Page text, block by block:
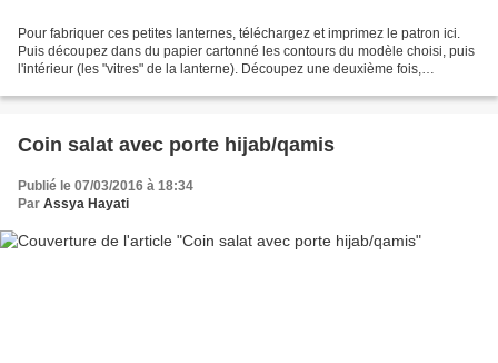
Pour fabriquer ces petites lanternes, téléchargez et imprimez le patron ici.
Puis découpez dans du papier cartonné les contours du modèle choisi, puis
l'intérieur (les "vitres" de la lanterne). Découpez une deuxième fois,
Coin salat avec porte hijab/qamis
Publié le 07/03/2016 à 18:34
Par Assya Hayati